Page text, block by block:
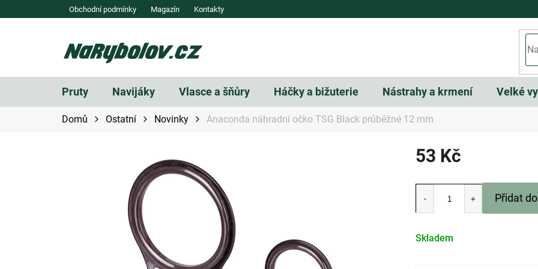
na
Obchodní podmínky Magazín Kontakty
Pruty Navijáky Vlasce a šňůry Háčky a bižuterie Nástrahy a krmení Velké
Domů Ostatní Novinky Anaconda náhradní očko TSG Black průběžné 12 mm
53 Kč
Skladem
Přidat